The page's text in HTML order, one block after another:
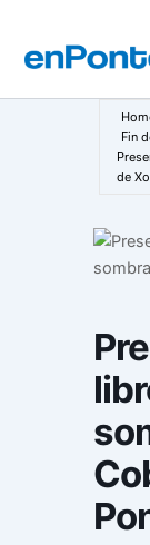
contido
Fin
de